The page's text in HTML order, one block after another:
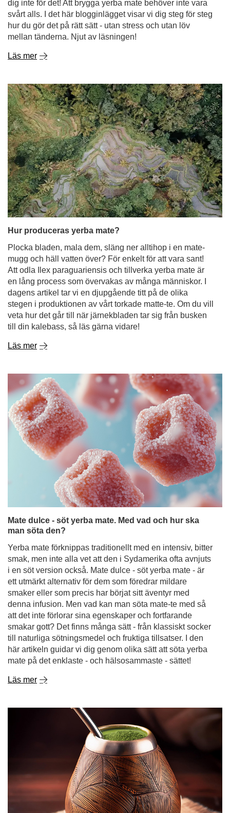
Hur produceras yerba mate?
Plocka bladen, mala dem, släng ner alltihop i en mate-
mugg och häll vatten över? För enkelt för att vara sant!
Att odla Ilex paraguariensis och tillverka yerba mate är
en lång process som övervakas av många människor. I
dagens artikel tar vi en djupgående titt på de olika
veta hur det går till när järnekbladen tar sig från busken
till din kalebass, så läs gärna vidare!
Läs mer
Mate dulce - söt yerba mate. Med vad och hur ska
Yerba mate förknippas traditionellt med en intensiv, bitter
smak, men inte alla vet att den i Sydamerika ofta avnjuts
i en söt version också. Mate dulce - söt yerba mate - är
ett utmärkt alternativ för dem som föredrar mildare
smaker eller som precis har börjat sitt äventyr med
att det inte förlorar sina egenskaper och fortfarande
smakar gott? Det finns många sätt - från klassiskt socker
till naturliga sötningsmedel och fruktiga tillsatser. I den
här artikeln guidar vi dig genom olika sätt att söta yerba
mate på det enklaste - och hälsosammaste - sättet!
Läs mer
Chimarrão. Den brasilianska hemligheten bakom den
perfekta yerba mate